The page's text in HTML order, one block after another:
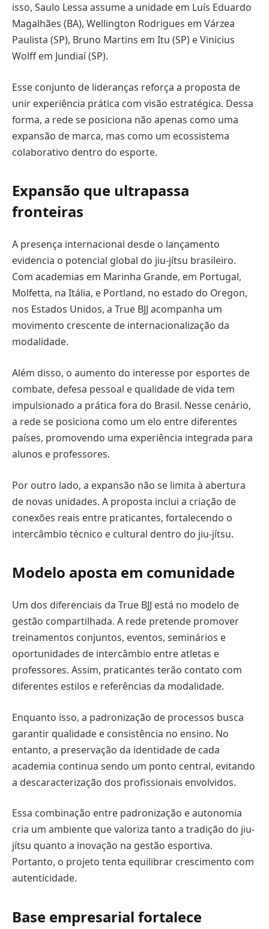
isso, Saulo Lessa assume a unidade em Luís Eduardo
Magalhães (BA), Wellington Rodrigues em Várzea
Paulista (SP), Bruno Martins em Itu (SP) e Vinicius
Wolff em Jundiaí (SP).
Esse conjunto de lideranças reforça a proposta de
unir experiência prática com visão estratégica. Dessa
forma, a rede se posiciona não apenas como uma
expansão de marca, mas como um ecossistema
colaborativo dentro do esporte.
Expansão que ultrapassa
fronteiras
A presença internacional desde o lançamento
evidencia o potencial global do jiu-jítsu brasileiro.
Com academias em Marinha Grande, em Portugal,
Molfetta, na Itália, e Portland, no estado do Oregon,
nos Estados Unidos, a True BJJ acompanha um
movimento crescente de internacionalização da
modalidade.
Além disso, o aumento do interesse por esportes de
combate, defesa pessoal e qualidade de vida tem
impulsionado a prática fora do Brasil. Nesse cenário,
a rede se posiciona como um elo entre diferentes
países, promovendo uma experiência integrada para
alunos e professores.
Por outro lado, a expansão não se limita à abertura
de novas unidades. A proposta inclui a criação de
conexões reais entre praticantes, fortalecendo o
intercâmbio técnico e cultural dentro do jiu-jítsu.
Modelo aposta em comunidade
Um dos diferenciais da True BJJ está no modelo de
gestão compartilhada. A rede pretende promover
treinamentos conjuntos, eventos, seminários e
oportunidades de intercâmbio entre atletas e
professores. Assim, praticantes terão contato com
diferentes estilos e referências da modalidade.
Enquanto isso, a padronização de processos busca
garantir qualidade e consistência no ensino. No
entanto, a preservação da identidade de cada
academia continua sendo um ponto central, evitando
a descaracterização dos profissionais envolvidos.
Essa combinação entre padronização e autonomia
cria um ambiente que valoriza tanto a tradição do jiu-
jítsu quanto a inovação na gestão esportiva.
Portanto, o projeto tenta equilibrar crescimento com
autenticidade.
Base empresarial fortalece